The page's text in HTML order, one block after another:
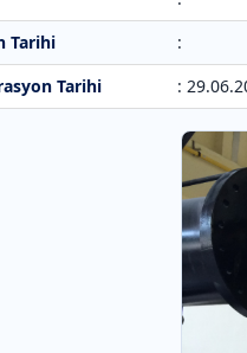
Tarihi
:
Tarihi
: